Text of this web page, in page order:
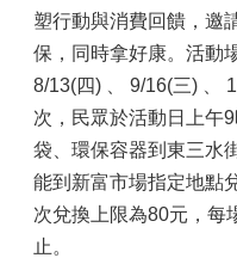
塑行動與消費回饋，邀
保，同時拿好康。活動
8/13(四) 、 9/16(三) 、
次，民眾於活動日上午
袋、環保容器到東三水
能到新富市場指定地點
次兌換上限為80元，每
止。